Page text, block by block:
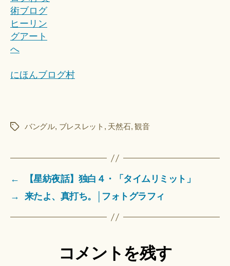
にほんブログ村
タ
バングル, ブレスレット , 天然石,観音
←
【星紡夜話】独白４・「タイムリミット」
→
来たよ、真打ち。│フォトグラフィ
コメントを残す